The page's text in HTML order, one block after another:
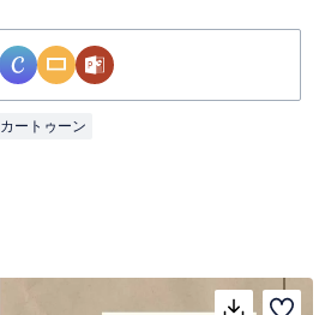
カートゥーン